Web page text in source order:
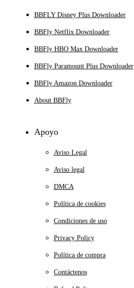
BBFLY Disney Plus Downloader
BBFly Netflix Downloader
BBFly HBO Max Downloader
BBFly Paramount Plus Downloader
BBFly Amazon Downloader
About BBFly
Apoyo
Aviso Legal
Aviso legal
DMCA
Política de cookies
Condiciones de uso
Privacy Policy
Política de compra
Contáctenos